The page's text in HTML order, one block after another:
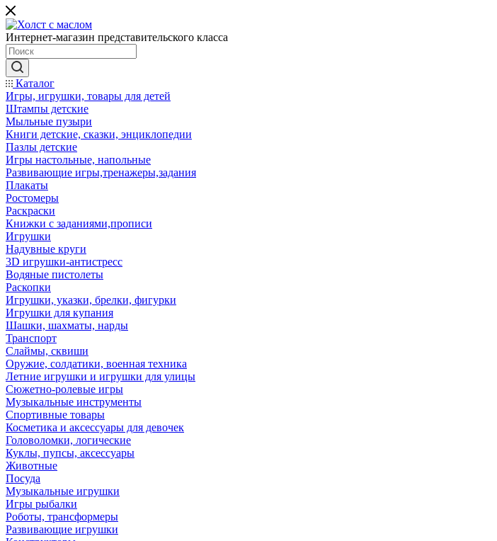
Интернет-магазин представительского класса
Каталог
Игры, игрушки, товары для детей
Штампы детские
Мыльные пузыри
Книги детские, сказки, энциклопедии
Пазлы детские
Игры настольные, напольные
Развивающие игры,тренажеры,задания
Плакаты
Ростомеры
Раскраски
Книжки с заданиями,прописи
Игрушки
Надувные круги
3D игрушки-антистресс
Водяные пистолеты
Раскопки
Игрушки, указки, брелки, фигурки
Игрушки для купания
Шашки, шахматы, нарды
Транспорт
Слаймы, сквиши
Оружие, солдатики, военная техника
Летние игрушки и игрушки для улицы
Сюжетно-ролевые игры
Музыкальные инструменты
Спортивные товары
Косметика и аксессуары для девочек
Головоломки, логические
Куклы, пупсы, аксессуары
Животные
Посуда
Музыкальные игрушки
Игры рыбалки
Роботы, трансформеры
Развивающие игрушки